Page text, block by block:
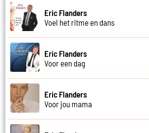
Eric Flanders
Voel het ritme en dans
Eric Flanders
Voor een dag
Eric Flanders
Voor jou mama